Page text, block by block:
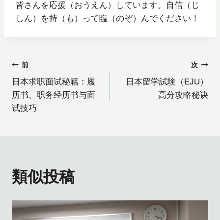
皆さんを応援（おうえん）しています。自信（じ
しん）を持（も）って臨（のぞ）んでください！
投
稿
ナ
ー
シ
前
日本求职面试秘籍：履
历书、职务经历书与面
试技巧
次
日本留学試験（EJU）
高分攻略秘诀
類似投稿